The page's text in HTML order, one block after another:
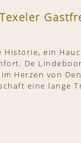
Historie, ein
De
Herzen von
eine lange